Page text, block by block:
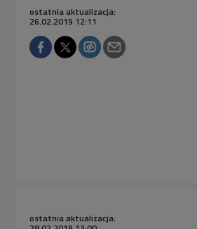
ostatnia aktualizacja:
26.02.2019 12:11
ostatnia aktualizacja: